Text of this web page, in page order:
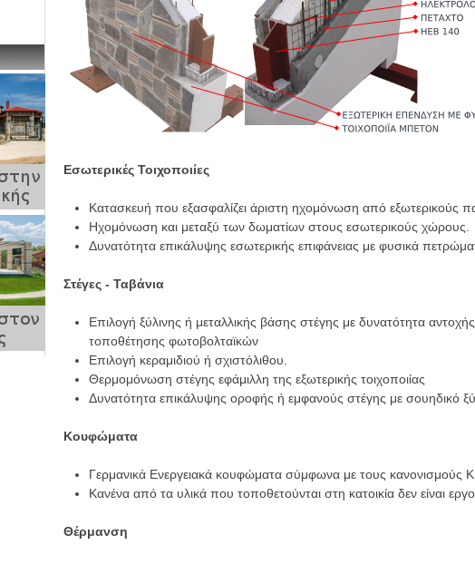
Εσωτερικές Τοιχοποιίες
Κατασκευή που εξασφαλίζει άριστη ηχομόνωση από εξωτερικούς
Ηχομόνωση και μεταξύ των δωματίων στους εσωτερικούς χώρους.
Δυνατότητα επικάλυψης εσωτερικής επιφάνειας με φυσικά
Στέγες - Ταβάνια
Επιλογή ξύλινης ή μεταλλικής βάσης στέγης με δυνατότητα
τοποθέτησης φωτοβολταϊκών
Επιλογή κεραμιδιού ή σχιστόλιθου.
Θερμομόνωση στέγης εφάμιλλη της εξωτερικής τοιχοποιίας
Δυνατότητα επικάλυψης οροφής ή εμφανούς στέγης με σουηδικό
Κουφώματα
Γερμανικά Ενεργειακά κουφώματα σύμφωνα με τους κανονισμούς
Κανένα από τα υλικά που τοποθετούνται στη κατοικία δεν είναι
Θέρμανση